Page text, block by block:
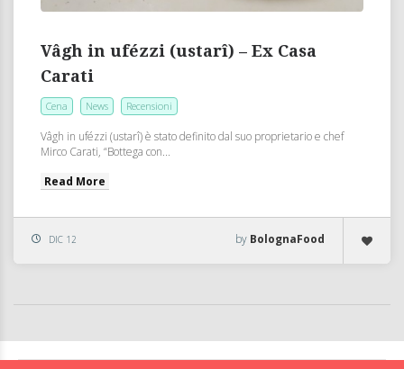
Vâgh in ufézzi (ustarî) – Ex Casa
Carati
Cena News Recensioni
Vâgh in ufézzi (ustarî) è stato definito dal suo proprietario e chef
Mirco Carati, “Bottega con...
Read More
DIC 12 by BolognaFood